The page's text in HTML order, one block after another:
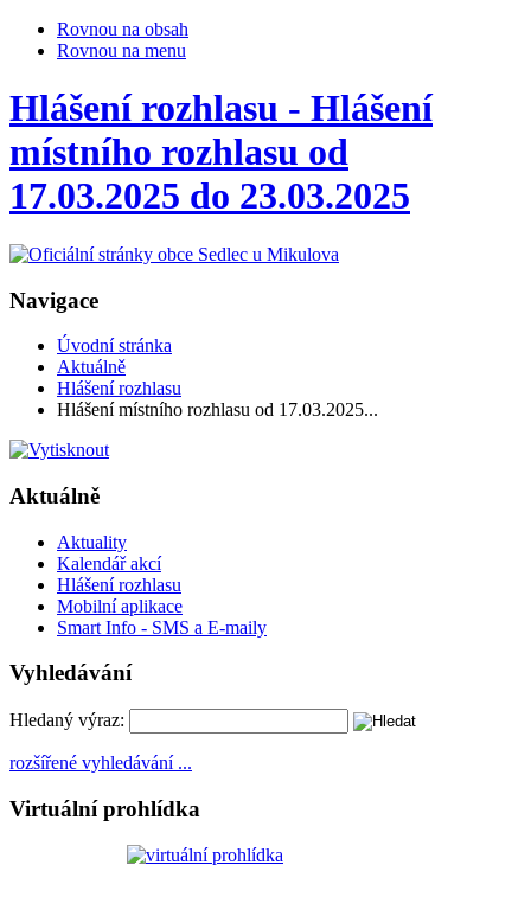
Rovnou na obsah
Rovnou na menu
Hlášení rozhlasu - Hlášení
místního rozhlasu od
17.03.2025 do 23.03.2025
Navigace
Úvodní stránka
Aktuálně
Hlášení rozhlasu
Hlášení místního rozhlasu od 17.03.2025...
Aktuálně
Aktuality
Kalendář akcí
Hlášení rozhlasu
Mobilní aplikace
Smart Info - SMS a E-maily
Vyhledávání
Hledaný výraz:
rozšířené vyhledávání ...
Virtuální prohlídka